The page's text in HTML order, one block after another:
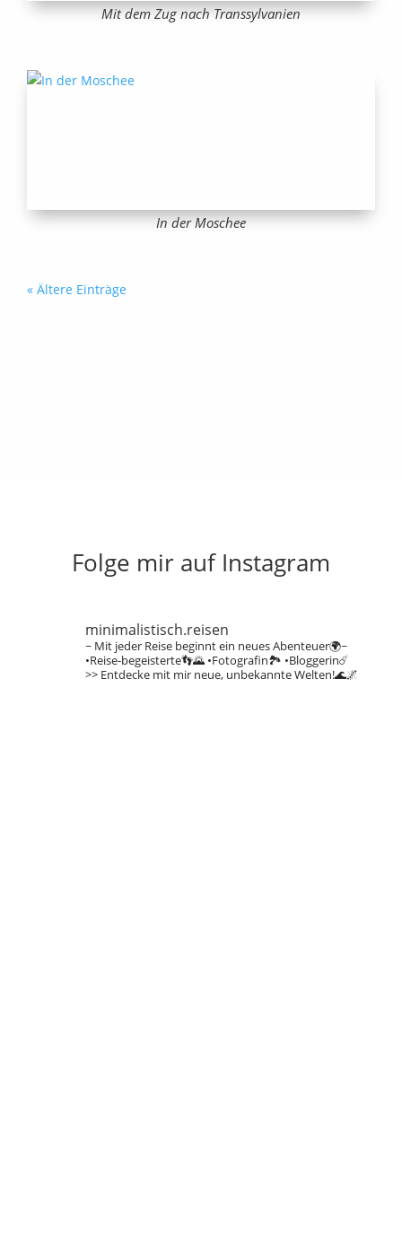
Mit dem Zug nach Transsylvanien
In der Moschee
« Ältere Einträge
Folge mir auf Instagram
minimalistisch.reisen
~ Mit jeder Reise beginnt ein neues Abenteuer🌍~
•Reise-begeisterte👣🌄•Fotografin🏞️ •Bloggerin☄️
>> Entdecke mit mir neue, unbekannte Welten!🌊🌌